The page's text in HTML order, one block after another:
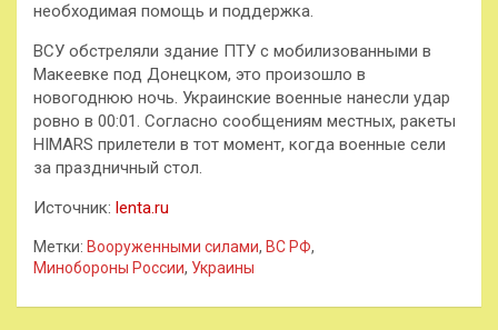
необходимая помощь и поддержка.
ВСУ обстреляли здание ПТУ с мобилизованными в
Макеевке под Донецком, это произошло в
новогоднюю ночь. Украинские военные нанесли удар
ровно в 00:01. Согласно сообщениям местных, ракеты
HIMARS прилетели в тот момент, когда военные сели
за праздничный стол.
Источник: lenta.ru
Метки: Вооруженными силами, ВС РФ,
Минобороны России, Украины